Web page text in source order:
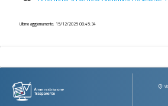
vantaggi
immobili
e
Ultimo aggiornamento: 15/12/2025 08:45:34